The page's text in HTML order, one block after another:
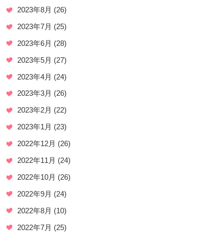
2023年8月 (26)
2023年7月 (25)
2023年6月 (28)
2023年5月 (27)
2023年4月 (24)
2023年3月 (26)
2023年2月 (22)
2023年1月 (23)
2022年12月 (26)
2022年11月 (24)
2022年10月 (26)
2022年9月 (24)
2022年8月 (10)
2022年7月 (25)